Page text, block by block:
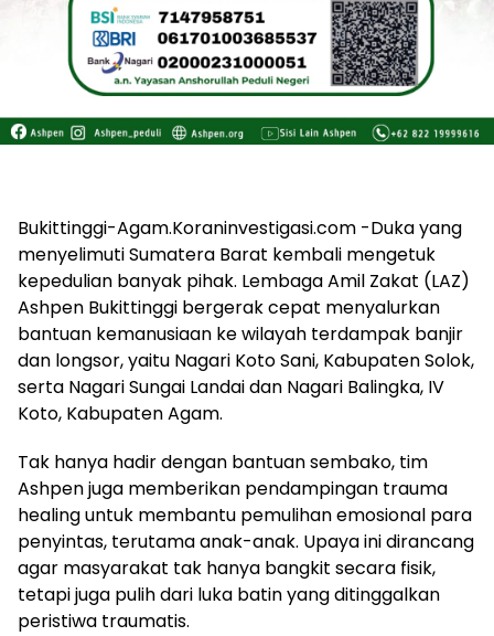
Bukittinggi-Agam.Koraninvestigasi.com -Duka yang
menyelimuti Sumatera Barat kembali mengetuk
kepedulian banyak pihak. Lembaga Amil Zakat (LAZ)
Ashpen Bukittinggi bergerak cepat menyalurkan
bantuan kemanusiaan ke wilayah terdampak banjir
dan longsor, yaitu Nagari Koto Sani, Kabupaten Solok,
serta Nagari Sungai Landai dan Nagari Balingka, IV
Koto, Kabupaten Agam.
Tak hanya hadir dengan bantuan sembako, tim
Ashpen juga memberikan pendampingan trauma
healing untuk membantu pemulihan emosional para
penyintas, terutama anak-anak. Upaya ini dirancang
agar masyarakat tak hanya bangkit secara fisik,
tetapi juga pulih dari luka batin yang ditinggalkan
peristiwa traumatis.